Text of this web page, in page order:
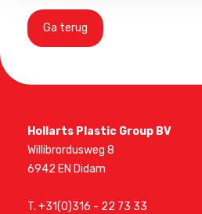
Ga terug
Hollarts Plastic Group BV
Willibrordusweg 8
6942 EN Didam
T. +31(0)316 - 22 73 33